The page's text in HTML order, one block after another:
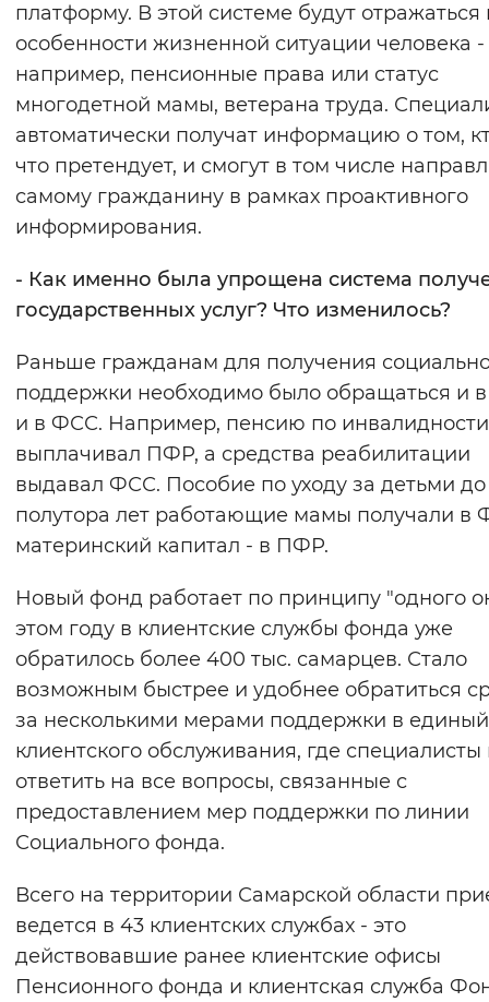
платформу. В этой системе будут отражаться
особенности жизненной ситуации человека -
например, пенсионные права или статус
многодетной мамы, ветерана труда.
автоматически получат информацию о том,
что претендует, и смогут в том числе
самому гражданину в рамках проактивного
информирования.
- Как именно была упрощена система
государственных услуг? Что изменилось?
Раньше гражданам для получения
поддержки необходимо было обращаться и
и в ФСС. Например, пенсию по инвалидности
выплачивал ПФР, а средства реабилитации
выдавал ФСС. Пособие по уходу за детьми до
полутора лет работающие мамы получали в
материнский капитал - в ПФР.
Новый фонд работает по принципу "одного
этом году в клиентские службы фонда уже
обратилось более 400 тыс. самарцев. Стало
возможным быстрее и удобнее обратиться
за несколькими мерами поддержки в
клиентского обслуживания, где специалисты
ответить на все вопросы, связанные с
предоставлением мер поддержки по линии
Социального фонда.
Всего на территории Самарской области
ведется в 43 клиентских службах - это
действовавшие ранее клиентские офисы
Пенсионного фонда и клиентская служба